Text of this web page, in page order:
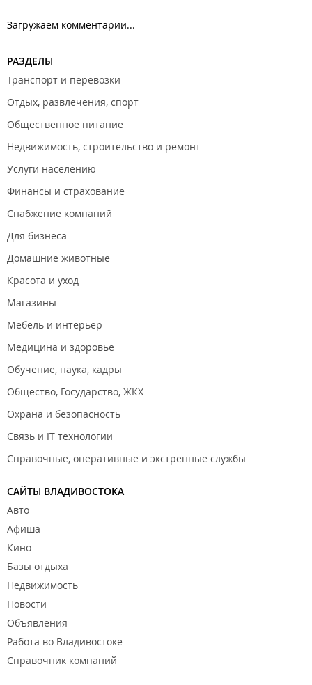
При выборе услуги "Самовывоз", заказ должен быть оплачен
должна быть не менее 1000 руб. Оплаченные заказы
собираются в тот же день или в течении суток после оплаты,
в зависимости от наличия товара.
Филиалы находятся в ТЦ "Эгершельд
"Первореченский", ТЦ "Ладыгина
" Заря".
ООО "Зооград".
Загружаем комментарии...
РАЗДЕЛЫ
Транспорт и перевозки
Отдых, развлечения, спорт
Общественное питание
Недвижимость, строительство и ремонт
Услуги населению
Финансы и страхование
Снабжение компаний
Для бизнеса
Домашние животные
Красота и уход
Магазины
Мебель и интерьер
Медицина и здоровье
Обучение, наука, кадры
Общество, Государство, ЖКХ
Охрана и безопасность
Связь и IT технологии
Справочные, оперативные и экстренные службы
САЙТЫ ВЛАДИВОСТОКА
Авто
Афиша
Кино
Базы отдыха
Недвижимость
Новости
Объявления
Работа во Владивостоке
Справочник компаний